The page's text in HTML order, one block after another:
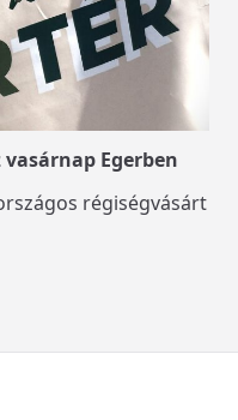
Egerben
régiségvásárt